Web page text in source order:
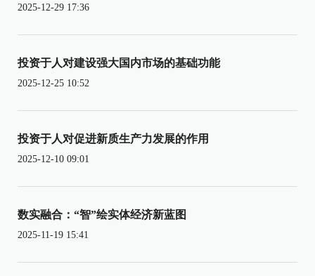
2025-12-29 17:36
投资于人对建设强大国内市场的基础功能
2025-12-25 10:52
投资于人对促进新质生产力发展的作用
2025-12-10 09:01
数实融合：“智”绘实体经济新蓝图
2025-11-19 15:41